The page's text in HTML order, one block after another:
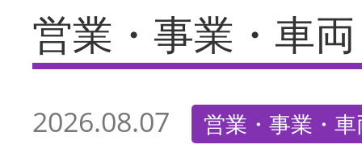
営業・事業・車両
2026.08.07 営業・事業・